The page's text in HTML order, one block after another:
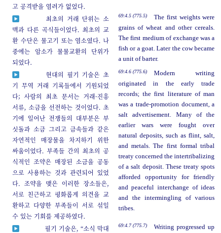
고 공격받을 염려가 없었다.
최초의 거래 단위는 소
맥과 다른 곡식들이었다. 최초의 교
환 수단은 물고기 또는 염소였다. 나
중에는 암소가 물물교환의 단위가
되었다.
69:4.5 (775.5)
The first weights were
grains of wheat and other cereals.
The first medium of exchange was a
fish or a goat. Later the cow became
a unit of barter.
현대의 필기 기술은 초
기 무역 거래 기록들에서 기원되었
다; 사람의 최초 문서는 거래-진흥
서류, 소금을 선전하는 것이었다. 초
기에 일어난 전쟁들의 대부분은 부
싯돌과 소금 그리고 금속들과 같은
자연적인 매장물을 차지하기 위한
싸움이었다. 부족들 간의 최초의 공
식적인 조약은 매장된 소금을 공동
으로 사용하는 것과 관련되어 있었
다. 조약을 맺은 이러한 장소들은,
서로 친근하고 평화롭게 의견을 교
환하고 다양한 부족들이 서로 섞일
수 있는 기회를 제공하였다.
69:4.6 (775.6)
Modern writing
originated in the early trade
records; the first literature of man
was a trade-promotion document, a
salt advertisement. Many of the
earlier wars were fought over
natural deposits, such as flint, salt,
and metals. The first formal tribal
treaty concerned the intertribalizing
of a salt deposit. These treaty spots
afforded opportunity for friendly
and peaceful interchange of ideas
and the intermingling of various
tribes.
필기 기술은, “소식 막대
69:4.7 (775.7)
Writing progressed up